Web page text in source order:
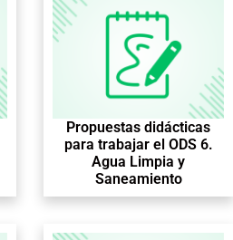
Propuestas didácticas
para trabajar el ODS 6.
Agua Limpia y
Saneamiento